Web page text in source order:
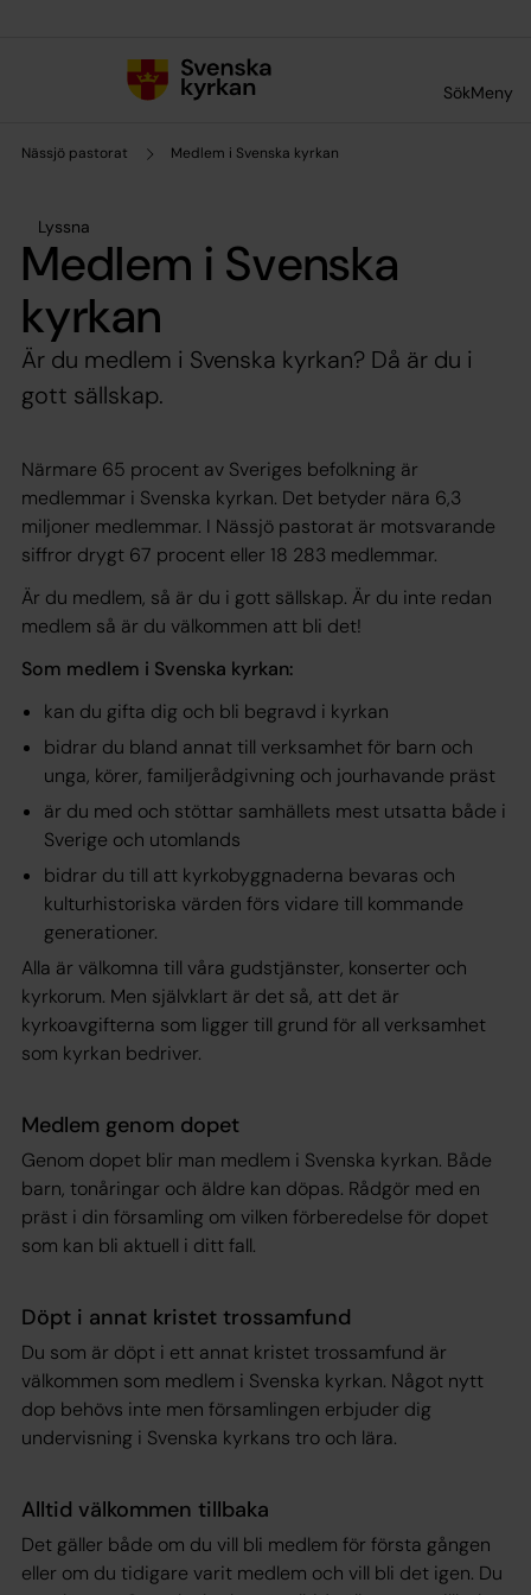
SökMeny
Nässjö pastorat Medlem i Svenska kyrkan
Lyssna
Medlem i Svenska
kyrkan
Är du medlem i Svenska kyrkan? Då är du i
gott sällskap.
Närmare 65 procent av Sveriges befolkning är
medlemmar i Svenska kyrkan. Det betyder nära 6,3
miljoner medlemmar. I Nässjö pastorat är motsvarande
siffror drygt 67 procent eller 18 283 medlemmar.
Är du medlem, så är du i gott sällskap. Är du inte redan
medlem så är du välkommen att bli det!
Som medlem i Svenska kyrkan:
kan du gifta dig och bli begravd i kyrkan
bidrar du bland annat till verksamhet för barn och
unga, körer, familjerådgivning och jourhavande präst
är du med och stöttar samhällets mest utsatta både i
Sverige och utomlands
bidrar du till att kyrkobyggnaderna bevaras och
kulturhistoriska värden förs vidare till kommande
generationer.
Alla är välkomna till våra gudstjänster, konserter och
kyrkorum. Men självklart är det så, att det är
kyrkoavgifterna som ligger till grund för all verksamhet
som kyrkan bedriver.
Medlem genom dopet
Genom dopet blir man medlem i Svenska kyrkan. Både
barn, tonåringar och äldre kan döpas. Rådgör med en
präst i din församling om vilken förberedelse för dopet
som kan bli aktuell i ditt fall.
Döpt i annat kristet trossamfund
Du som är döpt i ett annat kristet trossamfund är
välkommen som medlem i Svenska kyrkan. Något nytt
dop behövs inte men församlingen erbjuder dig
undervisning i Svenska kyrkans tro och lära.
Alltid välkommen tillbaka
Det gäller både om du vill bli medlem för första gången
eller om du tidigare varit medlem och vill bli det igen. Du